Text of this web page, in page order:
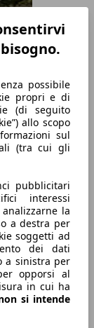
possibile
propri e di
(di seguito
allo scopo
sul
(tra cui gli
pubblicitari
interessi
la
a destra per
soggetti ad
dei dati
a sinistra per
opporsi al
in cui ha
si intende